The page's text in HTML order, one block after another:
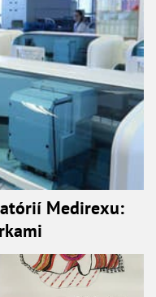
Medirexu: